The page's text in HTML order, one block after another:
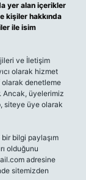
yer alan içerikler
kişiler hakkında
ile isim
ve İletişim
olarak hizmet
denetleme
Ancak, üyelerimiz
siteye üye olarak
bilgi paylaşım
olduğunu
adresine
sitemizden